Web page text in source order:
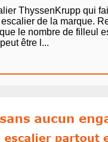
ThyssenKrupp qui
de la marque.
le nombre de filleul
être l...